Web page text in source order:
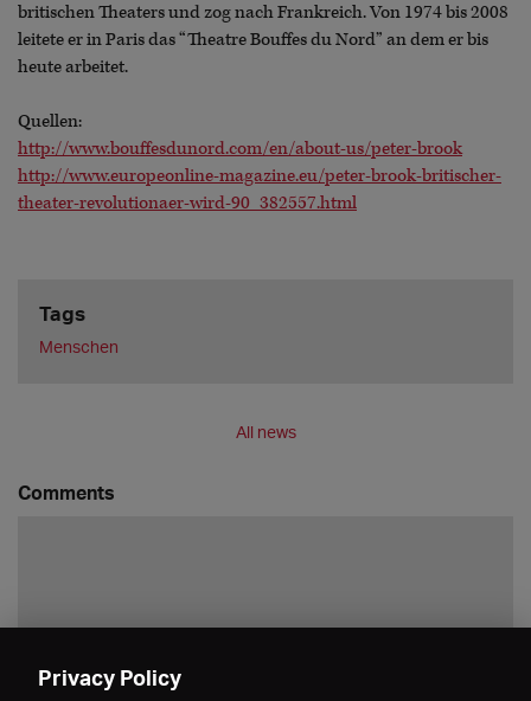
britischen Theaters und zog nach Frankreich. Von 1974 bis 2008
leitete er in Paris das “Theatre Bouffes du Nord” an dem er bis
heute arbeitet.
Quellen:
http://www.bouffesdunord.com/en/about-us/peter-brook
http://www.europeonline-magazine.eu/peter-brook-britischer-
theater-revolutionaer-wird-90_382557.html
Tags
Menschen
All news
Comments
Privacy Policy